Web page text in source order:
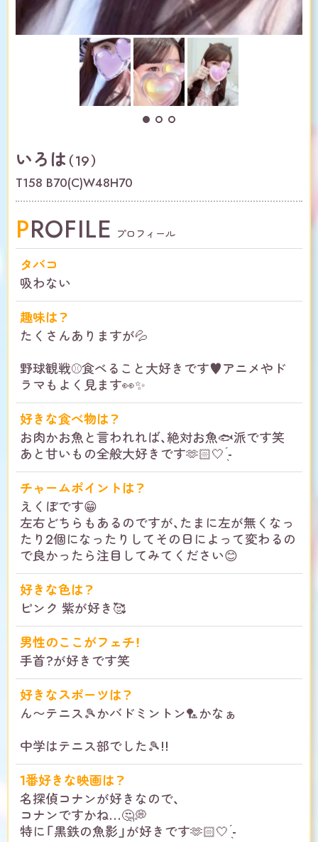
いろは（19）
T158 B70(C)W48H70
PROFILE プロフィール
タバコ
吸わない
趣味は？
たくさんありますが💦
野球観戦⚾️食べること大好きです♥️アニメやド
ラマもよく見ます👀✨
好きな食べ物は？
お肉かお魚と言われれば、絶対お魚🐟派です笑
あと甘いもの全般大好きです🫶🏻🤍 ̖́-
チャームポイントは？
えくぼです😁
左右どちらもあるのですが、たまに左が無くなっ
たり2個になったりしてその日によって変わるの
で良かったら注目してみてください😊
好きな色は？
ピンク 紫が好き🥰
男性のここがフェチ！
手首?が好きです笑
好きなスポーツは？
ん〜テニス🎾かバドミントン🏸かなぁ
中学はテニス部でした🎾!!
1番好きな映画は？
名探偵コナンが好きなので、
コナンですかね…🤔💭
特に「黒鉄の魚影」が好きです🫶🏻🤍 ̖́-